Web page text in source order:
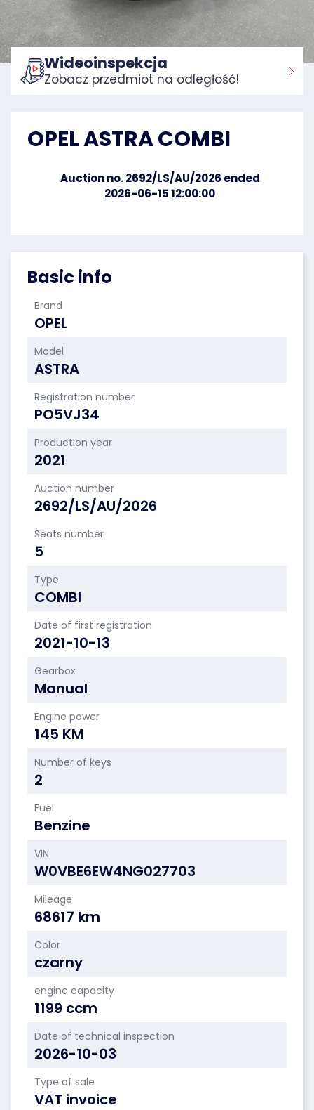
Home:
Basic info
Brand
OPEL
Model
ASTRA
Registration number
PO5VJ34
Production year
2021
Auction number
2692/LS/AU/2026
Seats number
5
Type
COMBI
Date of first registration
2021-10-13
Gearbox
Manual
Engine power
145 KM
Number of keys
2
Fuel
Benzine
VIN
W0VBE6EW4NG027703
Mileage
68617 km
Color
czarny
engine capacity
1199 ccm
Date of technical inspection
2026-10-03
Type of sale
VAT invoice
Wideoinspekcja
Zobacz przedmiot na odległość!
OPEL ASTRA COMBI
Auction no. 2692/LS/AU/2026 ended
2026-06-15 12:00:00